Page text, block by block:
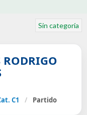
Sin categoría
RODRIGO
C1 / Partido